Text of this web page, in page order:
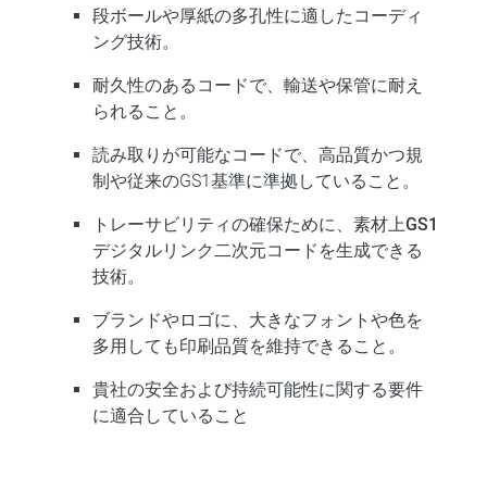
段ボールや厚紙の多孔性に適した コーディ
ング技術。
耐久性のあるコードで、輸送や保管に耐え
られること。
読み取りが可能なコードで、高品質かつ規
制や従来のGS1基準に準拠していること。
トレーサビリティの確保ために、素材上GS1
デジタルリンク二次元コード を生成できる
技術。
ブランドやロゴに、 大きなフォント や色を
多用しても印刷品質を維持できること。
貴社の安全および持続可能性に関する要件
に適合 していること